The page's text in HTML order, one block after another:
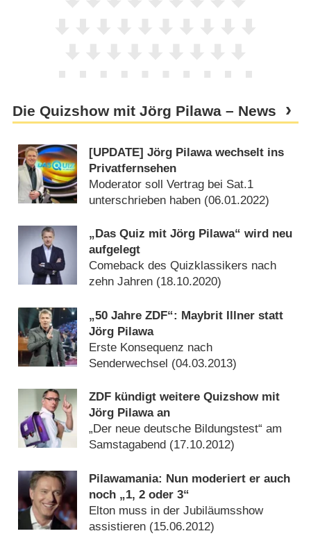
Die Quizshow mit Jörg Pilawa – News
[UPDATE] Jörg Pilawa wechselt ins
Privatfernsehen
Moderator soll Vertrag bei Sat.1
unterschrieben haben (06.01.2022)
„Das Quiz mit Jörg Pilawa“ wird neu
aufgelegt
Comeback des Quizklassikers nach
zehn Jahren (18.10.2020)
„50 Jahre ZDF“: Maybrit Illner statt
Jörg Pilawa
Erste Konsequenz nach
Senderwechsel (04.03.2013)
ZDF kündigt weitere Quizshow mit
Jörg Pilawa an
„Der neue deutsche Bildungstest“ am
Samstagabend (17.10.2012)
Pilawamania: Nun moderiert er auch
noch „1, 2 oder 3“
Elton muss in der Jubiläumsshow
assistieren (15.06.2012)